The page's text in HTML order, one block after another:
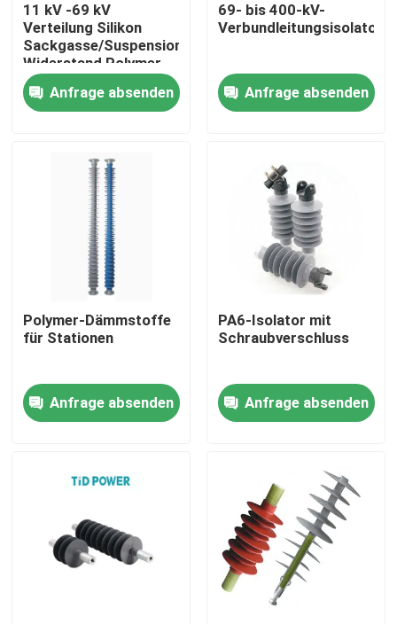
Zu Hause
Produkte
Über uns
Werksbesichtigung
Qualitätskontrolle
Bitte um ein Angebot
11 kV -69 kV
Verteilung Silikon
Sackgasse/Suspension
Widerstand Polymer
Isolator
Anfrage absenden
69- bis 400-kV-
Verbundleitungsisolator
Anfrage absenden
Polymer-Dämmstoffe
für Stationen
Anfrage absenden
PA6-Isolator mit
Schraubverschluss
Anfrage absenden